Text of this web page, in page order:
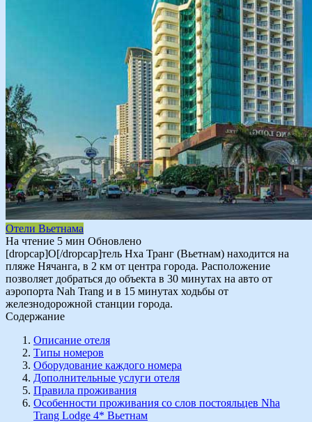
Отели Вьетнама
На чтение 5 мин Обновлено
[dropcap]О[/dropcap]тель Нха Транг (Вьетнам) находится на
пляже Нячанга, в 2 км от центра города. Расположение
позволяет добраться до объекта в 30 минутах на авто от
аэропорта Nah Trang и в 15 минутах ходьбы от
железнодорожной станции города.
Содержание
Описание отеля
Типы номеров
Оборудование каждого номера
Дополнительные услуги отеля
Правила проживания
Особенности проживания со слов постояльцев Nha
Trang Lodge 4* Вьетнам